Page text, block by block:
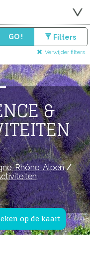
GO ! Filters
Verwijder filters
op de kaart
&
Rhône-Alpen/